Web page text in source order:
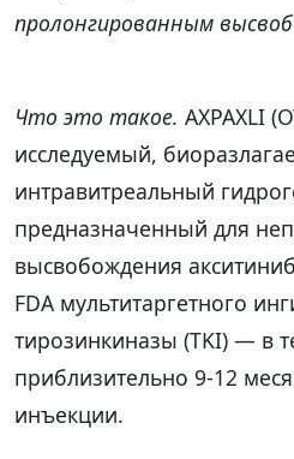
пролонгированным
Что это такое. AXPAXLI
исследуемый,
интравитреальный
предназначенный для
высвобождения
FDA мультитаргетного
тирозинкиназы (TKI) — в
приблизительно 9-12
инъекции.